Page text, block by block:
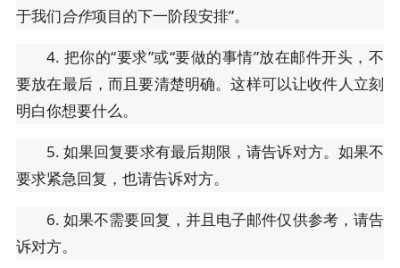
于我们合作项目的下一阶段安排”。
4. 把你的“要求”或“要做的事情”放在邮件开头，不
要放在最后，而且要清楚明确。这样可以让收件人立刻
明白你想要什么。
5. 如果回复要求有最后期限，请告诉对方。如果不
要求紧急回复，也请告诉对方。
6. 如果不需要回复，并且电子邮件仅供参考，请告
诉对方。